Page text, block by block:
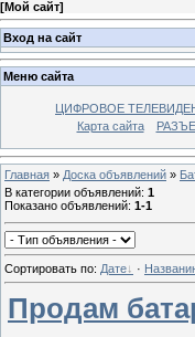
[Мой сайт]
Вход на сайт
Меню сайта
ЦИФРОВОЕ
Карта сайта
Главная » Доска объявлений »
В категории объявлений: 1
Показано объявлений: 1-1
Сортировать по: Дате ·
Продам